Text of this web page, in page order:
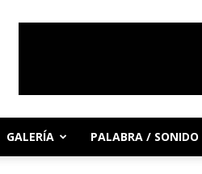
GALERÍA PALABRA / SONIDO